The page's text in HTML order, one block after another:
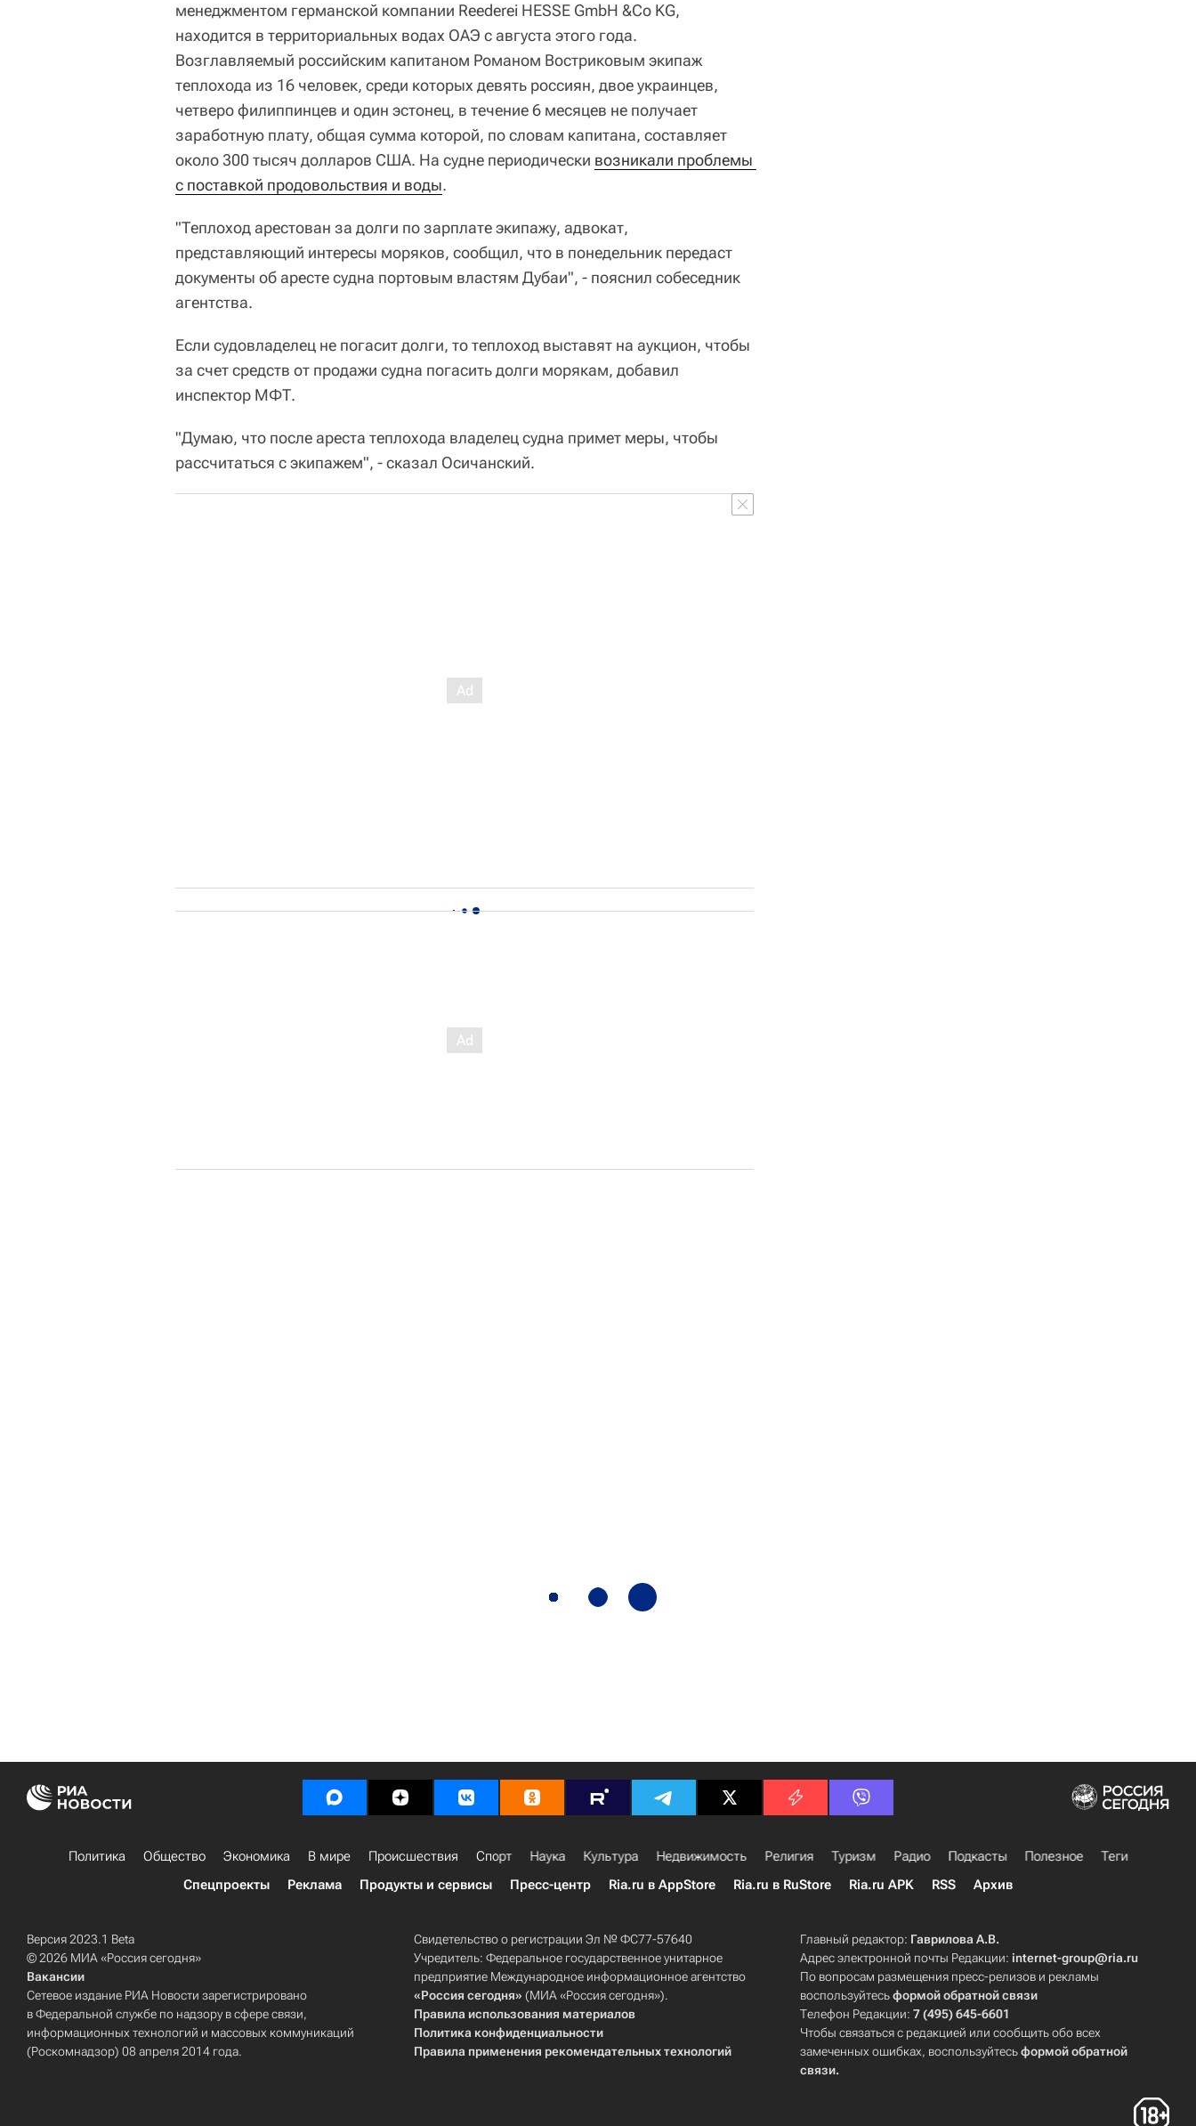
менеджментом германской компании Reederei HESSE GmbH &Co KG,
находится в территориальных водах ОАЭ с августа этого года.
Возглавляемый российским капитаном Романом Востриковым экипаж
теплохода из 16 человек, среди которых девять россиян, двое украинцев,
четверо филиппинцев и один эстонец, в течение 6 месяцев не получает
заработную плату, общая сумма которой, по словам капитана, составляет
около 300 тысяч долларов США. На судне периодически возникали проблемы
с поставкой продовольствия и воды.
"Теплоход арестован за долги по зарплате экипажу, адвокат,
представляющий интересы моряков, сообщил, что в понедельник передаст
документы об аресте судна портовым властям Дубаи", - пояснил собеседник
агентства.
Если судовладелец не погасит долги, то теплоход выставят на аукцион, чтобы
за счет средств от продажи судна погасить долги морякам, добавил
инспектор МФТ.
"Думаю, что после ареста теплохода владелец судна примет меры, чтобы
рассчитаться с экипажем", - сказал Осичанский.
Политика Общество Экономика В мире Происшествия Спорт Наука Культура Недвижимость Религия Туризм Радио Подкасты Полезное
Теги
Спецпроекты
Реклама Продукты и сервисы Пресс-центр Ria.ru в AppStore Ria.ru в RuStore Ria.ru APK RSS Архив
Версия 2023.1 Beta
© 2026 МИА «Россия сегодня»
Вакансии
Сетевое издание РИА Новости зарегистрировано
в Федеральной службе по надзору в сфере связи,
информационных технологий и массовых коммуникаций
(Роскомнадзор) 08 апреля 2014 года.
Свидетельство о регистрации Эл № ФС77-57640
Учредитель: Федеральное государственное унитарное
предприятие Международное информационное агентство
«Россия сегодня» (МИА «Россия сегодня»).
Правила использования материалов
Политика конфиденциальности
Правила применения рекомендательных технологий
Главный редактор: Гаврилова А.В.
Адрес электронной почты Редакции:internet-group@ria.ru
По вопросам размещения пресс-релизов и рекламы
воспользуйтесьформой обратной связи
Телефон Редакции:7 (495) 645-6601
Чтобы связаться с редакцией или сообщить обо всех
замеченных ошибках, воспользуйтесьформой обратной
связи.